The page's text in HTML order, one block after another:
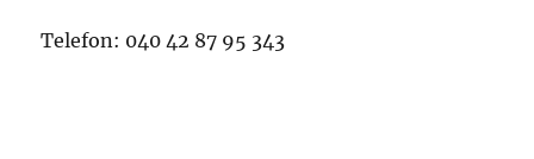
Telefon: 040 42 87 95 343